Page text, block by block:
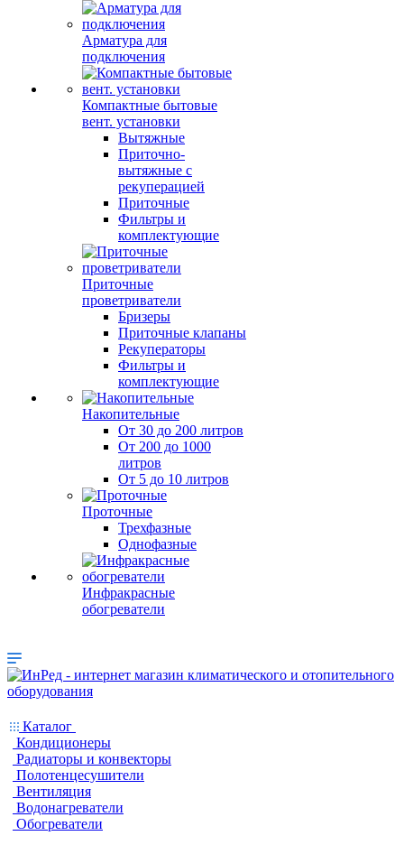
Арматура для
подключения
Компактные бытовые
вент. установки
Вытяжные
Приточно-
вытяжные с
рекуперацией
Приточные
Фильтры и
комплектующие
Приточные
проветриватели
Бризеры
Приточные клапаны
Рекуператоры
Фильтры и
комплектующие
Накопительные
От 30 до 200 литров
От 200 до 1000
литров
От 5 до 10 литров
Проточные
Трехфазные
Однофазные
Инфракрасные
обогреватели
Каталог
Кондиционеры
Радиаторы и конвекторы
Полотенцесушители
Вентиляция
Водонагреватели
Обогреватели